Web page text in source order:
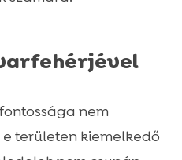
nem
területen kiemelkedő